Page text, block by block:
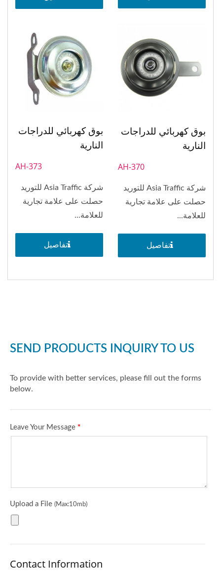
بوق كهربائي للدراجات
النارية
AH-370
شركة Asia Traffic للتوريد
حصلت على علامة تجارية
للعلامة...
تفاصيل
بوق كهربائي للدراجات
النارية
AH-373
شركة Asia Traffic للتوريد
حصلت على علامة تجارية
للعلامة...
تفاصيل